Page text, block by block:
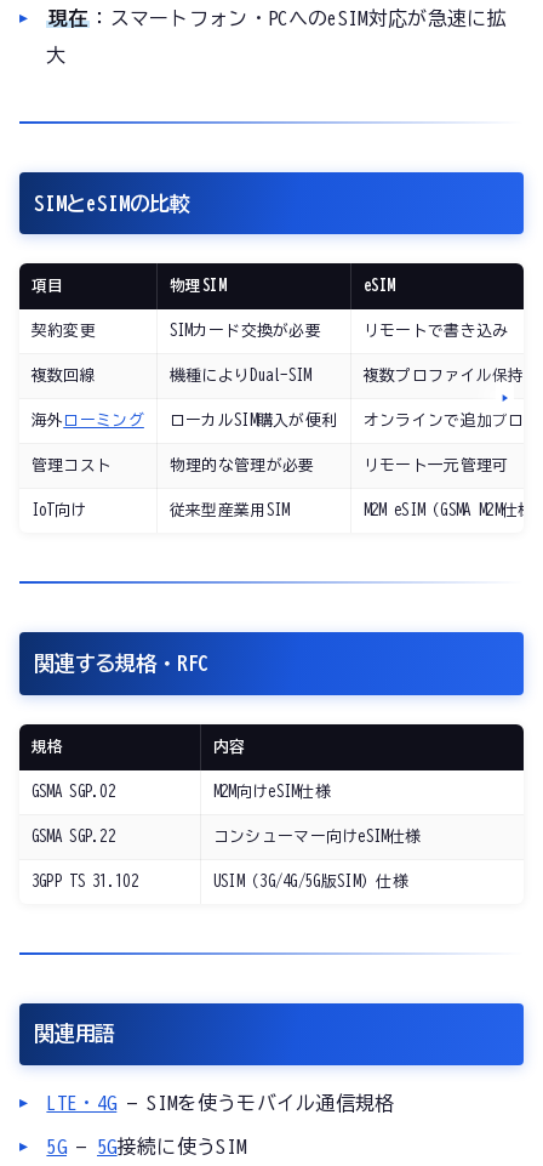
現在 ：スマートフォン・PCへのeSIM対応が急速に拡
大
SIMとeSIMの比較
項目 物理SIM eSIM
契約変更 SIMカード交換が必要 リモートで書き込み
複数回線 機種によりDual-SIM 複数プロファイル保持可
海外 ローミング ローカルSIM購入が便利 オンラインで追加プロ
管理コスト 物理的な管理が必要 リモート一元管理可
IoT向け 従来型産業用SIM M2M eSIM（GSMA M2M仕様
関連する規格・RFC
規格 内容
GSMA SGP.02 M2M向けeSIM仕様
GSMA SGP.22 コンシューマー向けeSIM仕様
3GPP TS 31.102 USIM（3G/4G/5G版SIM）仕様
関連用語
LTE・4G — SIMを使うモバイル通信規格
5G — 5G接続に使うSIM